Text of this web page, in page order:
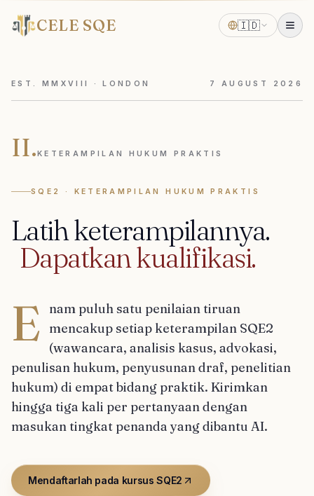
CELE SQE 🇮🇩
EST. MMXVIII · LONDON 7 AUGUST 2026
II.KETERAMPILAN HUKUM PRAKTIS
SQE2 · KETERAMPILAN HUKUM PRAKTIS
Latihketerampilannya.
Dapatkankualifikasi.
E
nam puluh satu penilaian tiruan
mencakup setiap keterampilan SQE2
(wawancara, analisis kasus, advokasi,
penulisan hukum, penyusunan draf, penelitian
hukum) di empat bidang praktik. Kirimkan
hingga tiga kali per pertanyaan dengan
masukan tingkat penanda yang dibantu AI.
Mendaftarlah pada kursus SQE2